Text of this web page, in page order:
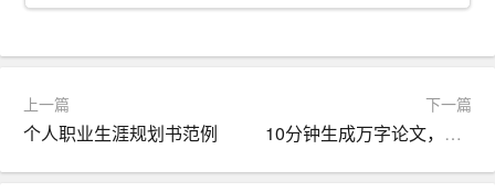
思，为自己的作品添加丰富的元素，提高作品的吸引力。
4. 文本修改
智能写作助手还具有文本修改功能。它可以识别文本中的
错误，如语法、拼写、标点等，并提出修改建议。对于AC
G领域的创作者来说，智能写作助手可以帮助他们提高作品
上一篇
个人职业生涯规划书范例
下一篇
10分钟生成万字论文，AI智能写作系统助力学术创作